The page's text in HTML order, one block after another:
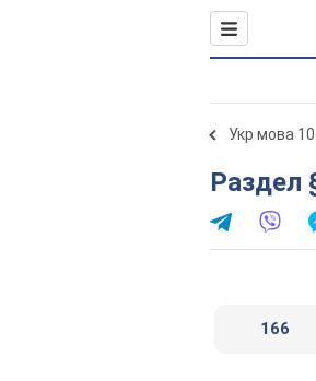
Укр мова
166